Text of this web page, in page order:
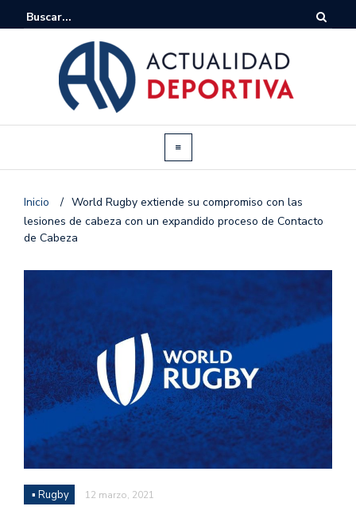
Inicio / World Rugby extiende su compromiso con las
lesiones de cabeza con un expandido proceso de Contacto
de Cabeza
▪ Rugby 12 marzo, 2021